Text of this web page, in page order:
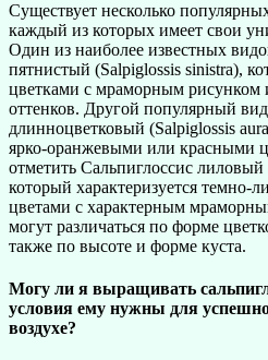
Существует несколько
каждый из которых имеет свои
Один из наиболее известных
пятнистый (Salpiglossis sinistra),
цветками с мраморным рисунком
оттенков. Другой популярный
длинноцветковый (Salpiglossis
ярко-оранжевыми или красными
отметить Сальпиглоссис лиловый
который характеризуется
цветами с характерным
могут различаться по форме
также по высоте и форме куста.
Могу ли я выращивать
условия ему нужны для
воздухе?